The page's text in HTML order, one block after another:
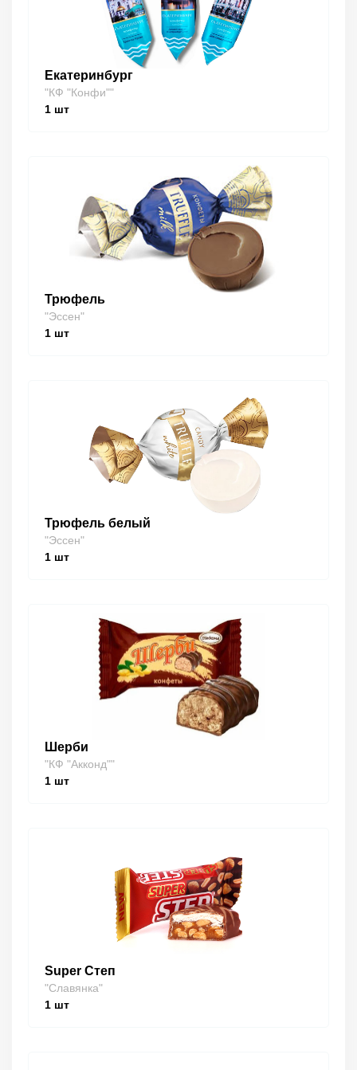
Екатеринбург
"КФ "Конфи""
1 шт
Трюфель
"Эссен"
1 шт
Трюфель белый
"Эссен"
1 шт
Шерби
"КФ "Акконд""
1 шт
Super Степ
"Славянка"
1 шт